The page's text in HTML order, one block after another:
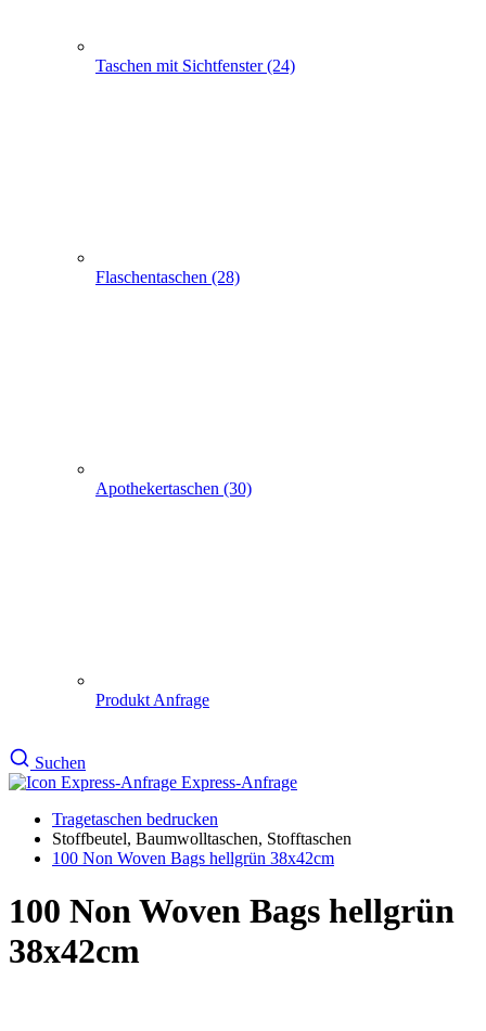
Taschen mit Sichtfenster (24)
Flaschentaschen (28)
Apothekertaschen (30)
Produkt Anfrage
Suchen
Express-Anfrage
Tragetaschen bedrucken
Stoffbeutel, Baumwolltaschen, Stofftaschen
100 Non Woven Bags hellgrün 38x42cm
100 Non Woven Bags hellgrün
38x42cm